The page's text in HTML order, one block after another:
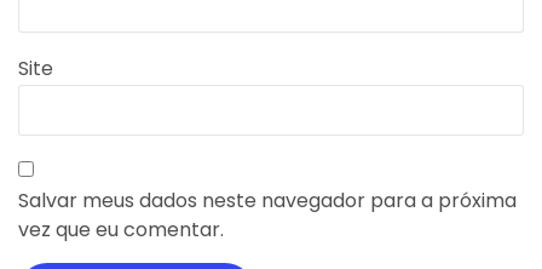
Site
Salvar meus dados neste navegador para a próxima
vez que eu comentar.